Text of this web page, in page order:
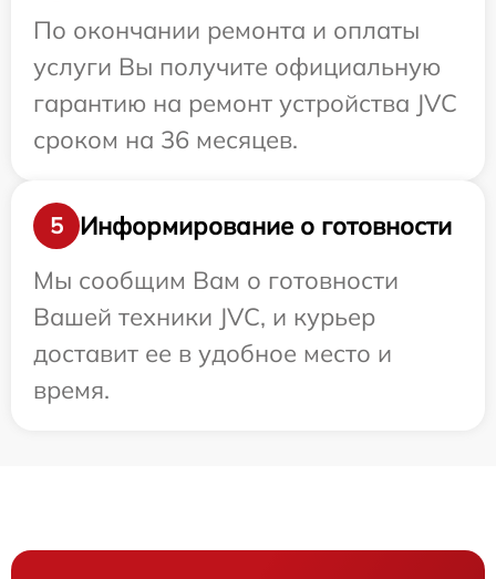
По окончании ремонта и оплаты
услуги Вы получите официальную
гарантию на ремонт устройства JVC
сроком на 36 месяцев.
5
Информирование о готовности
Мы сообщим Вам о готовности
Вашей техники JVC, и курьер
доставит ее в удобное место и
время.